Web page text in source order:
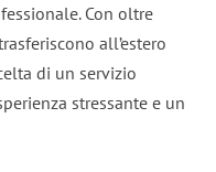
Con oltre
all’estero
di un servizio
stressante e un